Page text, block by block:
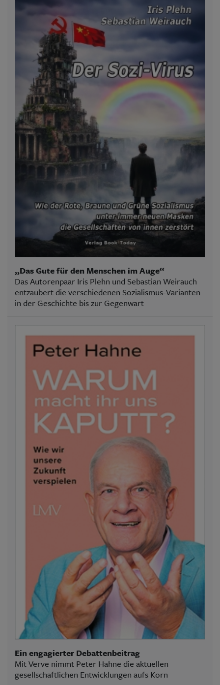
„Das Gute für den Menschen im Auge“
Das Autorenpaar Iris Plehn und Sebastian Weirauch
entzaubert die verschiedenen Sozialismus-Varianten
in der Geschichte bis zur Gegenwart
Ein engagierter Debattenbeitrag
Mit Verve nimmt Peter Hahne die aktuellen
gesellschaftlichen Entwicklungen aufs Korn